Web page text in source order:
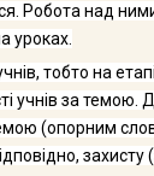
Робота над
уроках.
тоб­то на
учнів за
(опорним